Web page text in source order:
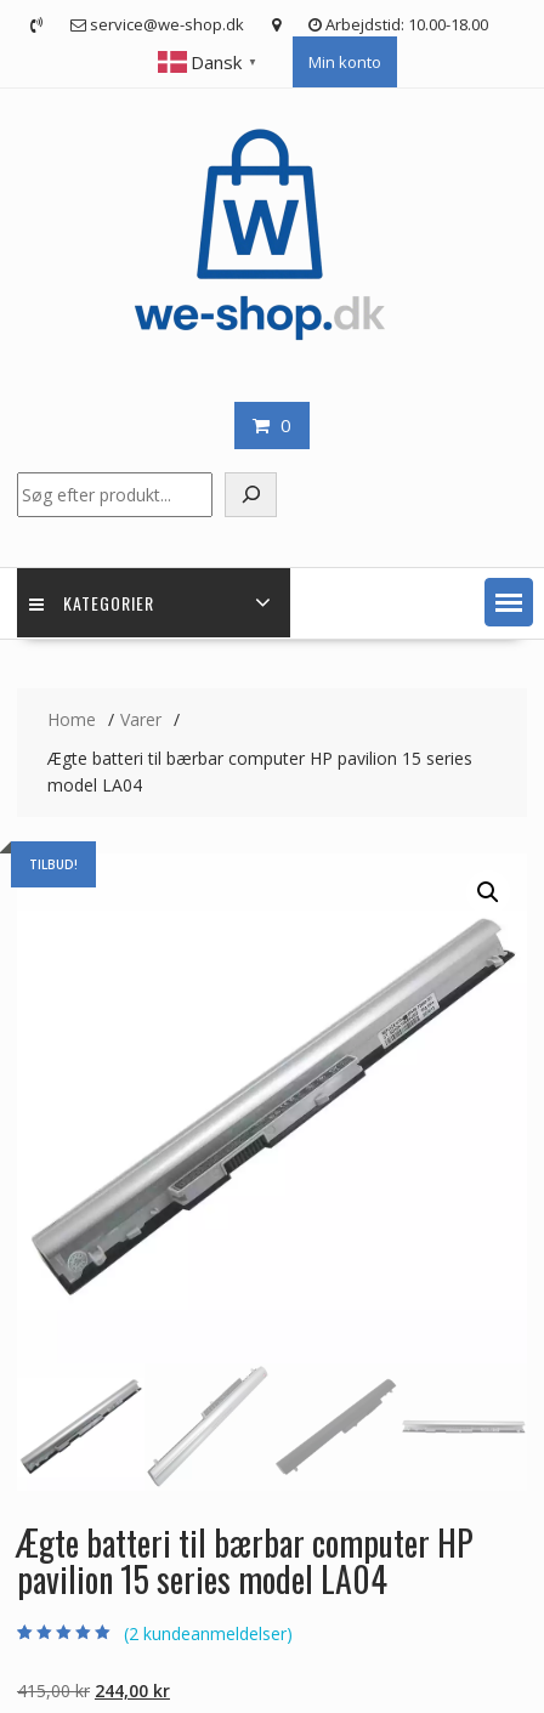
service@we-shop.dk Arbejdstid: 10.00-18.00
Dansk ▼ Min konto
0
KATEGORIER
Home
Varer
Ægte batteri til bærbar computer HP pavilion 15 series
model LA04
TILBUD!
Ægte batteri til bærbar computer HP
pavilion 15 series model LA04
baseret på
kundebedømmel
(2 kundeanmeldelser)
415,00kr Den
244,00 krDen